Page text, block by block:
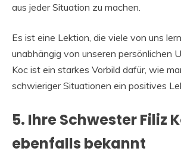
aus jeder Situation zu machen.
Es ist eine Lektion, die viele von uns
unabhängig von unseren persönlichen
Koc ist ein starkes Vorbild dafür, wie
schwieriger Situationen ein positives
5. Ihre Schwester Filiz
ebenfalls bekannt